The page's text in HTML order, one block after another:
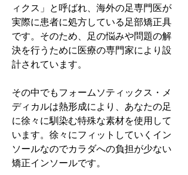
ィクス」と呼ばれ、海外の足専門医が
実際に患者に処方している足部矯正具
です。そのため、足の悩みや問題の解
決を行うために医療の専門家により設
計されています。
その中でもフォームソティックス・メ
ディカルは熱形成により、あなたの足
に徐々に馴染む特殊な素材を使用して
います。徐々にフィットしていくイン
ソールなのでカラダへの負担が少ない
矯正インソールです。